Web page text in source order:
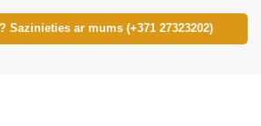
Sazinieties ar mums (+371 27323202)